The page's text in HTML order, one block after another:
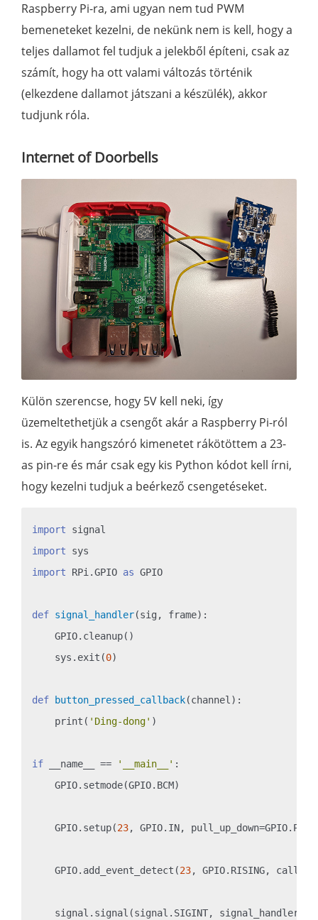
Raspberry Pi-ra, ami ugyan nem tud PWM
bemeneteket kezelni, de nekünk nem is kell, hogy a
teljes dallamot fel tudjuk a jelekből építeni, csak az
számít, hogy ha ott valami változás történik
(elkezdene dallamot játszani a készülék), akkor
tudjunk róla.
Internet of Doorbells
Külön szerencse, hogy 5V kell neki, így
üzemeltethetjük a csengőt akár a Raspberry Pi-ról
is. Az egyik hangszóró kimenetet rákötöttem a 23-
as pin-re és már csak egy kis Python kódot kell írni,
hogy kezelni tudjuk a beérkező csengetéseket.
import
import
import RPi.GPIO as GPIO
def signal_handler(sig, frame) :
    GPIO.cleanup()
    sys.exit(
0)
def button_pressed_callback(channel) :
    print(
'Ding-dong' )
if __name__ == '__main__' :
    GPIO.setmode(GPIO.BCM)
    GPIO.setup(
23, GPIO.IN,
    GPIO.add_event_detect(
23, GPIO.RISING,
    signal.signal(signal.SIGINT, signal_handler)